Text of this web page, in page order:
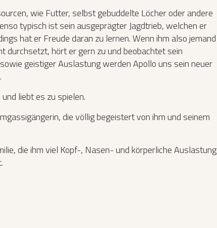
wie Futter, selbst gebuddelte Löcher oder andere
typisch ist sein ausgeprägter Jagdtrieb, welchen er
hat er Freude daran zu lernen. Wenn ihm also jemand
durchsetzt, hört er gern zu und beobachtet sein
geistiger Auslastung werden Apollo uns sein neuer
liebt es zu spielen.
die völlig begeistert von ihm und seinem
die ihm viel Kopf-, Nasen- und körperliche Auslastung